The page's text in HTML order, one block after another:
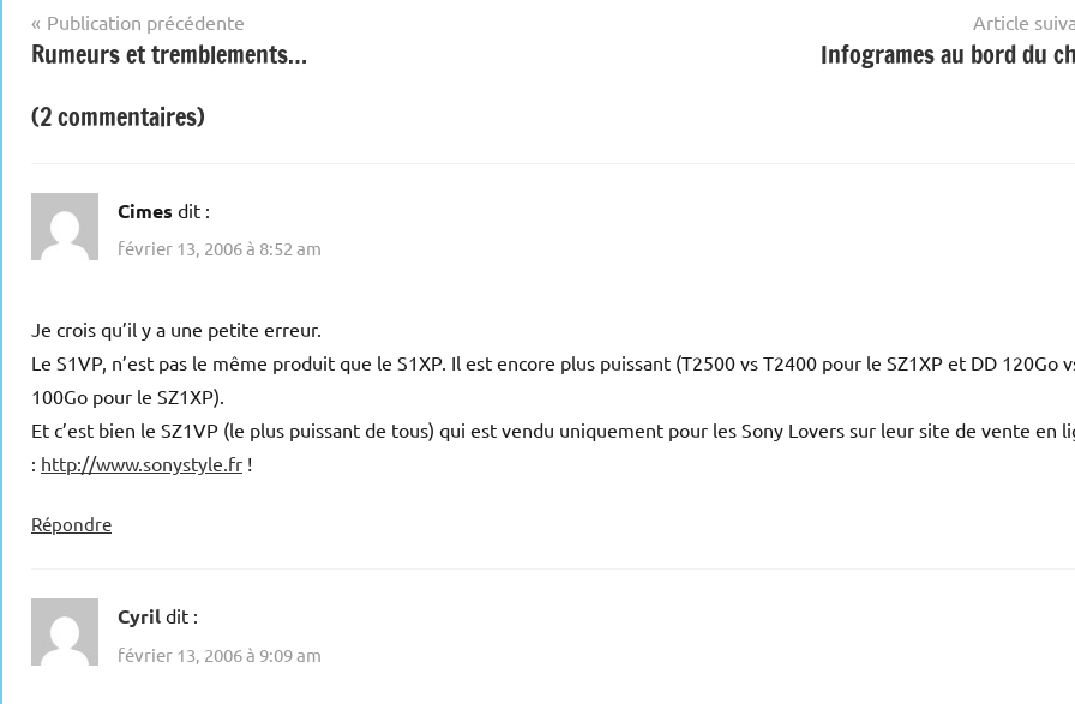
Navigation
de
l’article
Publication précédente
Rumeurs et tremblements…
Article
Infogrames au bord du
(2 commentaires)
Cimes dit :
février 13, 2006 à 8:52 am
Je crois qu’il y a une petite erreur.
Le S1VP, n’est pas le même produit que le S1XP. Il est encore plus puissant (T2500 vs T2400 pour le SZ1XP et DD 120Go
100Go pour le SZ1XP).
Et c’est bien le SZ1VP (le plus puissant de tous) qui est vendu uniquement pour les Sony Lovers sur leur site de vente en
: http://www.sonystyle.fr !
Répondre
Cyril dit :
février 13, 2006 à 9:09 am